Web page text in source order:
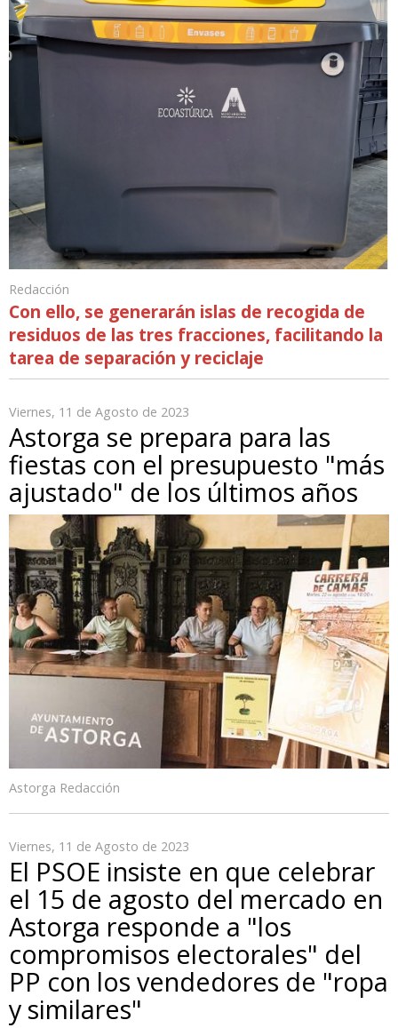
Redacción
Con ello, se generarán islas de recogida de
residuos de las tres fracciones, facilitando la
tarea de separación y reciclaje
Viernes, 11 de Agosto de 2023
Astorga se prepara para las
fiestas con el presupuesto "más
ajustado" de los últimos años
Astorga Redacción
Viernes, 11 de Agosto de 2023
El PSOE insiste en que celebrar
el 15 de agosto del mercado en
Astorga responde a "los
compromisos electorales" del
PP con los vendedores de "ropa
y similares"